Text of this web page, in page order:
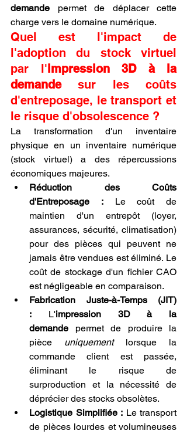
demande permet de déplacer cette
charge vers le domaine numérique.
Quel est l'impact de
l'adoption du stock virtuel
par l'impression 3D à la
demande sur les coûts
d'entreposage, le transport et
le risque d'obsolescence ?
La transformation d'un inventaire
physique en un inventaire numérique
(stock virtuel) a des répercussions
économiques majeures.
Réduction des Coûts
d'Entreposage : Le coût de
maintien d'un entrepôt (loyer,
assurances, sécurité, climatisation)
pour des pièces qui peuvent ne
jamais être vendues est éliminé. Le
coût de stockage d'un fichier CAO
est négligeable en comparaison.
Fabrication Juste-à-Temps (JIT)
: L'impression 3D à la
demande permet de produire la
pièce uniquement lorsque la
commande client est passée,
éliminant le risque de
surproduction et la nécessité de
déprécier des stocks obsolètes.
Logistique Simplifiée : Le transport
de pièces lourdes et volumineuses